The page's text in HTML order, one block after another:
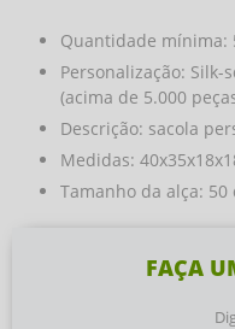
Quantidade mínima:
Personalização: Silk-
(acima de 5.000
Descrição: sacola
Medidas:
Tamanho da alça: 50
FAÇA